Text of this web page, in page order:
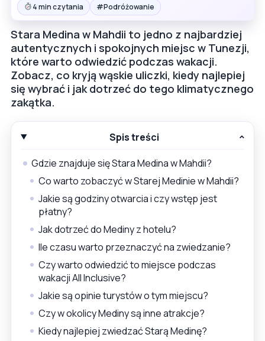
4 min czytania
#Podróżowanie
Stara Medina w Mahdii to jedno z najbardziej
autentycznych i spokojnych miejsc w Tunezji,
które warto odwiedzić podczas wakacji.
Zobacz, co kryją wąskie uliczki, kiedy najlepiej
się wybrać i jak dotrzeć do tego klimatycznego
zakątka.
Spis treści
Gdzie znajduje się Stara Medina w Mahdii?
Co warto zobaczyć w Starej Medinie w Mahdii?
Jakie są godziny otwarcia i czy wstęp jest
płatny?
Jak dotrzeć do Mediny z hotelu?
Ile czasu warto przeznaczyć na zwiedzanie?
Czy warto odwiedzić to miejsce podczas
wakacji All Inclusive?
Jakie są opinie turystów o tym miejscu?
Czy w okolicy Mediny są inne atrakcje?
Kiedy najlepiej zwiedzać Starą Medinę?